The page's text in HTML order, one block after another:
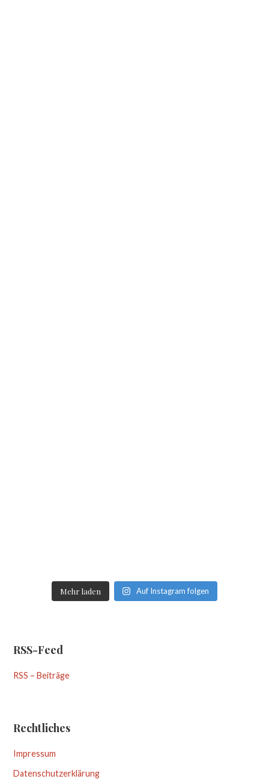
Mehr laden Auf Instagram folgen
RSS-Feed
RSS – Beiträge
Rechtliches
Impressum
Datenschutzerklärung